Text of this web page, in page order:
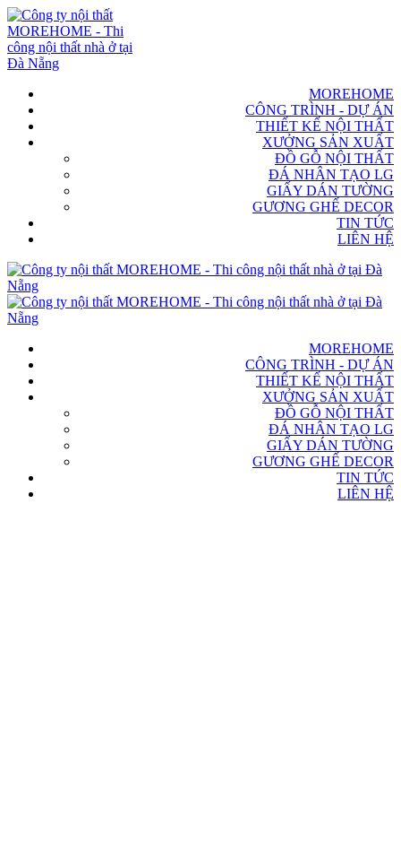
MOREHOME
CÔNG TRÌNH - DỰ ÁN
THIẾT KẾ NỘI THẤT
XƯỞNG SẢN XUẤT
ĐỒ GỖ NỘI THẤT
ĐÁ NHÂN TẠO LG
GIẤY DÁN TƯỜNG
GƯƠNG GHẾ DECOR
TIN TỨC
LIÊN HỆ
MOREHOME
CÔNG TRÌNH - DỰ ÁN
THIẾT KẾ NỘI THẤT
XƯỞNG SẢN XUẤT
ĐỒ GỖ NỘI THẤT
ĐÁ NHÂN TẠO LG
GIẤY DÁN TƯỜNG
GƯƠNG GHẾ DECOR
TIN TỨC
LIÊN HỆ